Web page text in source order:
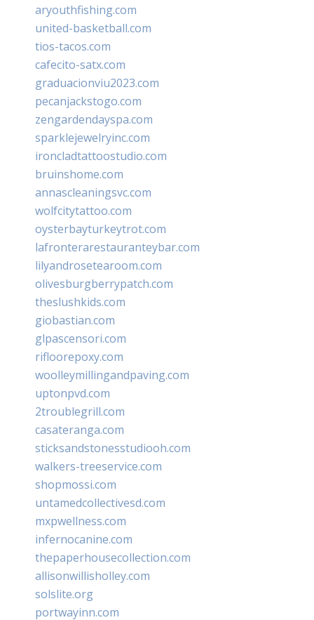
aryouthfishing.com
united-basketball.com
tios-tacos.com
cafecito-satx.com
graduacionviu2023.com
pecanjackstogo.com
zengardendayspa.com
sparklejewelryinc.com
ironcladtattoostudio.com
bruinshome.com
annascleaningsvc.com
wolfcitytattoo.com
oysterbayturkeytrot.com
lafronterarestauranteybar.com
lilyandrosetearoom.com
olivesburgberrypatch.com
theslushkids.com
giobastian.com
glpascensori.com
rifloorepoxy.com
woolleymillingandpaving.com
uptonpvd.com
2troublegrill.com
casateranga.com
sticksandstonesstudiooh.com
walkers-treeservice.com
shopmossi.com
untamedcollectivesd.com
mxpwellness.com
infernocanine.com
thepaperhousecollection.com
allisonwillisholley.com
solslite.org
portwayinn.com